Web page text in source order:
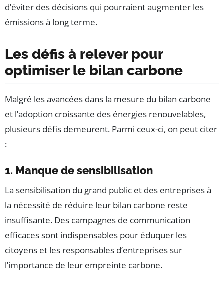
d’éviter des décisions qui pourraient augmenter les
émissions à long terme.
Les défis à relever pour
optimiser le bilan carbone
Malgré les avancées dans la mesure du bilan carbone
et l’adoption croissante des énergies renouvelables,
plusieurs défis demeurent. Parmi ceux-ci, on peut citer
:
1. Manque de sensibilisation
La sensibilisation du grand public et des entreprises à
la nécessité de réduire leur bilan carbone reste
insuffisante. Des campagnes de communication
efficaces sont indispensables pour éduquer les
citoyens et les responsables d’entreprises sur
l’importance de leur empreinte carbone.